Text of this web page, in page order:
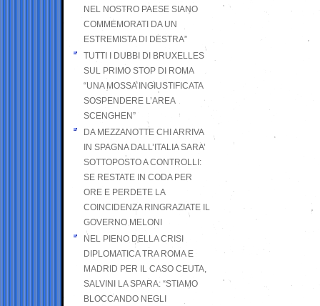
NEL NOSTRO PAESE SIANO
COMMEMORATI DA UN
ESTREMISTA DI DESTRA”
TUTTI I DUBBI DI BRUXELLES
SUL PRIMO STOP DI ROMA
“UNA MOSSA INGIUSTIFICATA
SOSPENDERE L’AREA
SCENGHEN”
DA MEZZANOTTE CHI ARRIVA
IN SPAGNA DALL’ITALIA SARA’
SOTTOPOSTO A CONTROLLI:
SE RESTATE IN CODA PER
ORE E PERDETE LA
COINCIDENZA RINGRAZIATE IL
GOVERNO MELONI
NEL PIENO DELLA CRISI
DIPLOMATICA TRA ROMA E
MADRID PER IL CASO CEUTA,
SALVINI LA SPARA: “STIAMO
BLOCCANDO NEGLI